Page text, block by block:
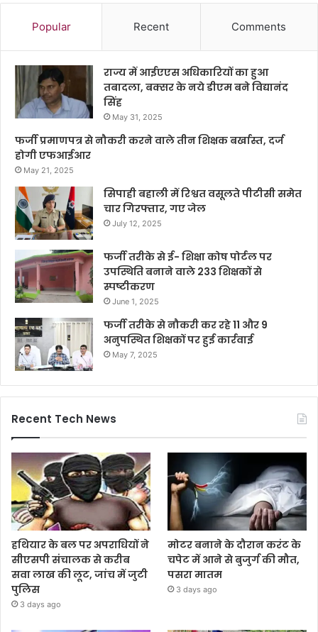
Popular Recent Comments
राज्य में आईएएस अधिकारियों का हुआ
तबादला, बक्सर के नये डीएम बने विद्यानंद
सिंह
May 31, 2025
फर्जी प्रमाणपत्र से नौकरी करने वाले तीन शिक्षक बर्खास्त, दर्ज
होगी एफआईआर
May 21, 2025
सिपाही बहाली में रिश्वत वसूलते पीटीसी समेत
चार गिरफ्तार, गए जेल
July 12, 2025
फर्जी तरीके से ई- शिक्षा कोष पोर्टल पर
उपस्थिति बनाने वाले 233 शिक्षकों से
स्पष्टीकरण
June 1, 2025
फर्जी तरीके से नौकरी कर रहे 11 और 9
अनुपस्थित शिक्षकों पर हुई कार्रवाई
May 7, 2025
Recent Tech News
हथियार के बल पर अपराधियों ने
सीएसपी संचालक से करीब
सवा लाख की लूट, जांच में जुटी
पुलिस
3 days ago
मोटर बनाने के दौरान करंट के
चपेट में आने से बुजुर्ग की मौत,
पसरा मातम
3 days ago